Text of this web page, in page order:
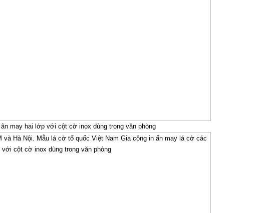
may hai lớp với cột cờ inox dùng trong văn phòng